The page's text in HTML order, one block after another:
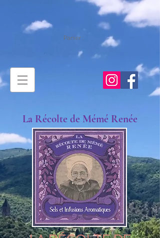
Panier :
La Récolte de Mémé Renée